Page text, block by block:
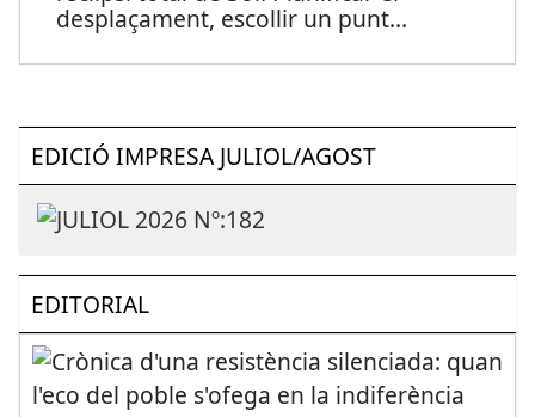
desplaçament, escollir un punt...
EDICIÓ IMPRESA JULIOL/AGOST
EDITORIAL